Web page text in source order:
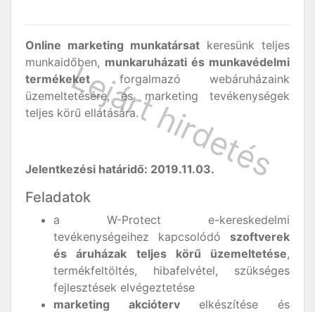
Online marketing munkatársat keresünk teljes
munkaidőben, munkaruházati és munkavédelmi
termékeketforgalmazó webáruházaink
üzemeltetésére, és marketing tevékenységek
teljes körű ellátására.
Jelentkezési határidő: 2019.11.03.
Feladatok
a W-Protect e-kereskedelmi
tevékenységeihez kapcsolódó szoftverek
és áruházak teljes körű üzemeltetése,
termékfeltöltés, hibafelvétel, szükséges
fejlesztések elvégeztetése
marketing akciótervelkészítése és